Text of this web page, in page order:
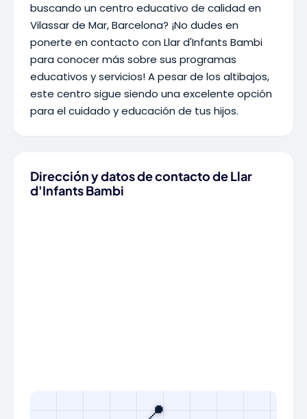
buscando un centro educativo de calidad en
Vilassar de Mar, Barcelona? ¡No dudes en
ponerte en contacto con Llar d'Infants Bambi
para conocer más sobre sus programas
educativos y servicios! A pesar de los altibajos,
este centro sigue siendo una excelente opción
para el cuidado y educación de tus hijos.
Dirección y datos de contacto de Llar
d'Infants Bambi